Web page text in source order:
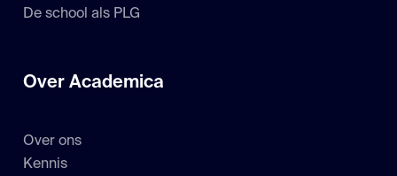
De school als PLG
Over Academica
Over ons
Kennis